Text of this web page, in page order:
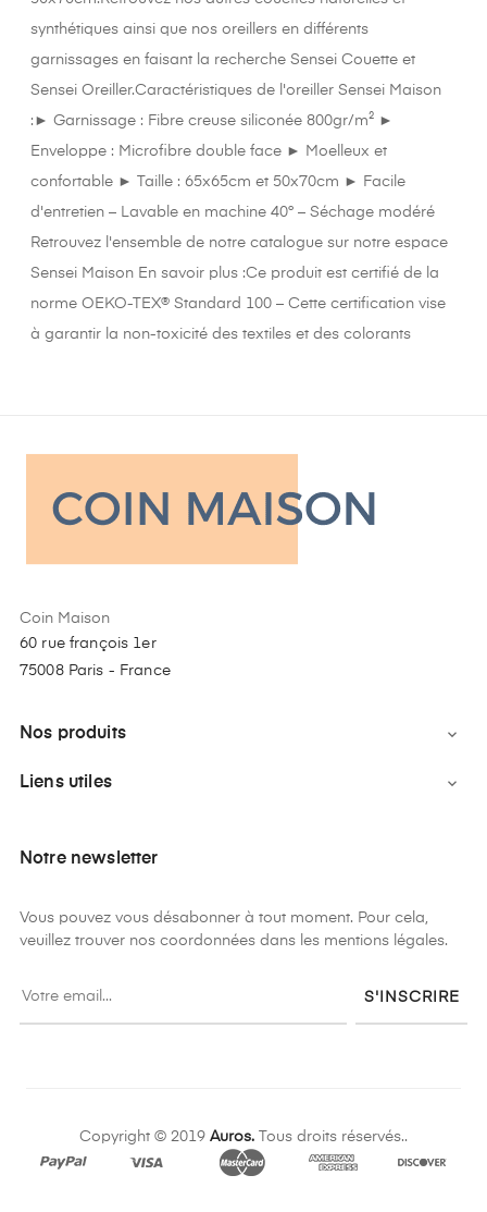
synthétiques ainsi que nos oreillers en différents
garnissages en faisant la recherche Sensei Couette et
Sensei Oreiller.Caractéristiques de l'oreiller Sensei Maison
:► Garnissage : Fibre creuse siliconée 800gr/m² ►
Enveloppe : Microfibre double face ► Moelleux et
confortable ► Taille : 65x65cm et 50x70cm ► Facile
d'entretien – Lavable en machine 40° – Séchage modéré
Retrouvez l'ensemble de notre catalogue sur notre espace
Sensei Maison En savoir plus :Ce produit est certifié de la
norme OEKO-TEX® Standard 100 – Cette certification vise
à garantir la non-toxicité des textiles et des colorants
Coin Maison
60 rue françois 1er
75008 Paris - France
Nos produits 
Liens utiles 
Notre newsletter
Vous pouvez vous désabonner à tout moment. Pour cela,
veuillez trouver nos coordonnées dans les mentions légales.
S'INSCRIRE
Copyright © 2019 Auros. Tous droits réservés..